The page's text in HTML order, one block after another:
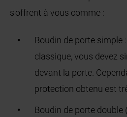
s'offrent à vous comme :
Boudin de porte simple
classique, vous devez
devant la porte.
protection obtenu est
Boudin de porte double